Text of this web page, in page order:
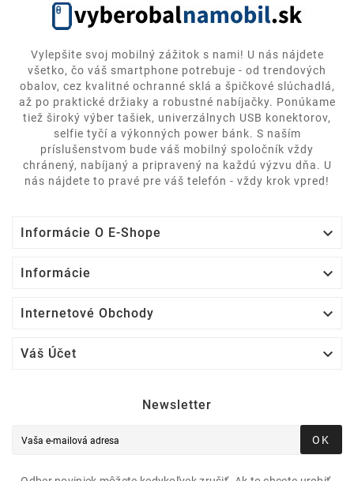
Vylepšite svoj mobilný zážitok s nami! U nás nájdete
všetko, čo váš smartphone potrebuje - od trendových
obalov, cez kvalitné ochranné sklá a špičkové slúchadlá,
až po praktické držiaky a robustné nabíjačky. Ponúkame
tiež široký výber tašiek, univerzálnych USB konektorov,
selfie tyčí a výkonných power bánk. S naším
príslušenstvom bude váš mobilný spoločník vždy
chránený, nabíjaný a pripravený na každú výzvu dňa. U
nás nájdete to pravé pre váš telefón - vždy krok vpred!
Informácie O E-Shope 
Informácie 
Internetové Obchody 
Váš Účet 
Newsletter
OK